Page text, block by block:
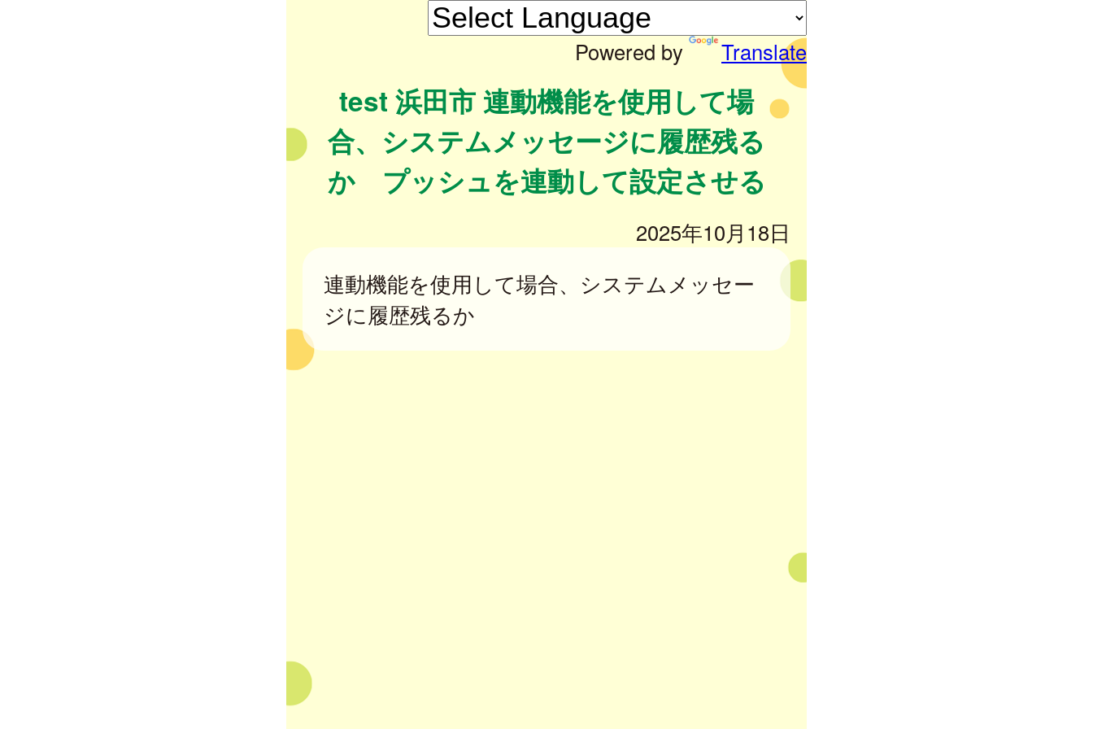
Powered by Translate
test 浜田市 連動機能を使用して場
合、システムメッセージに履歴残る
か プッシュを連動して設定させる
2025年10月18日
連動機能を使用して場合、システムメッセー
ジに履歴残るか